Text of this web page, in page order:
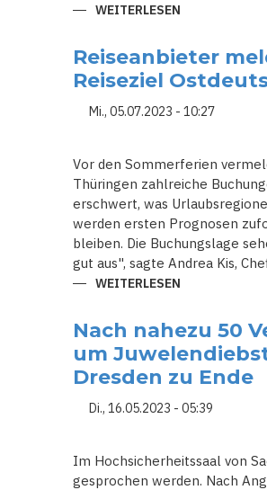
WEITERLESEN
IN
ZÜGEN:
WIE
ERKENNT
SIE?
Reiseanbieter
Reiseziel
Mi., 05.07.2023 - 10:27
Vor den Sommerferien
Thüringen zahlreiche
erschwert, was
werden ersten Prognosen
bleiben. Die Buchungslage
gut aus", sagte Andrea Kis,
WEITERLESEN
ZAHLREICHE
BUCHUNGEN
FÜR
DAS
REISEZIEL
DEN
Nach nahezu 50
um
Dresden zu Ende
Di., 16.05.2023 - 05:39
Im Hochsicherheitssaal von
gesprochen werden. Nach